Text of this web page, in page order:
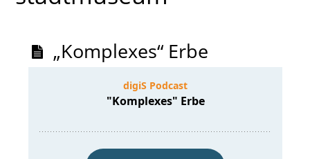
„Komplexes“ Erbe